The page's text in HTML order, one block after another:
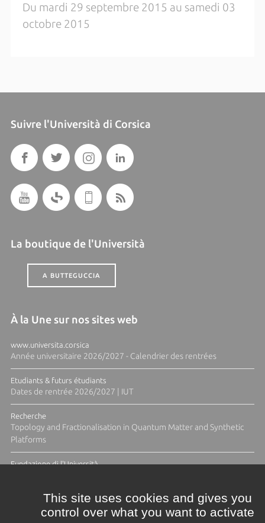
Du mardi 29 septembre 2015 au samedi 03
octobre 2015
Suivre l'Università di Corsica
La boutique de l'Università
A BUTTEGUCCIA
À la Une sur nos sites web
www.universita.corsica
Année universitaire 2026/2027 - Calendrier des rentrées
Etudiants & futurs étudiants
Dates de rentrée 2026/2027 | IUT
Recherche
Topology and Fractionalisation in Quantum Matter and Synthetic
Platforms
Fundazione di l'Università
This site uses cookies and gives you
control over what you want to activate